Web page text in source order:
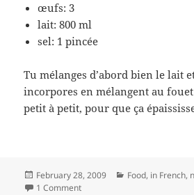
œufs: 3
lait: 800 ml
sel: 1 pincée
Tu mélanges d’abord bien le lait
incorpores en mélangent au
petit à petit, pour que ça
Posted
on
February 28, 2009 Categories
Food, in French,
1 Commenton Crêpes: la technique de